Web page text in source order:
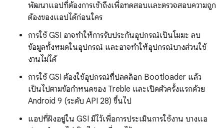
พัฒนาแอปที่ต้องการเข้าถึงเพื่อทดสอบและตรวจสอบความถูก
ต้องของแอปได้ก่อนใคร
การใช้ GSI อาจทำให้การรับประกันอุปกรณ์เป็นโมฆะ ลบ
ข้อมูลทั้งหมดในอุปกรณ์ และอาจทำให้อุปกรณ์บางส่วนใช้
งานไม่ได้
การใช้ GSI ต้องใช้อุปกรณ์ที่ปลดล็อก Bootloader แล้ว
เป็นไปตามข้อกำหนดของ Treble และเปิดตัวครั้งแรกด้วย
Android 9 (ระดับ API 28) ขึ้นไป
แอปที่ฝังอยู่ใน GSI มีไว้เพื่อการประเมินการใช้งาน บางแอ